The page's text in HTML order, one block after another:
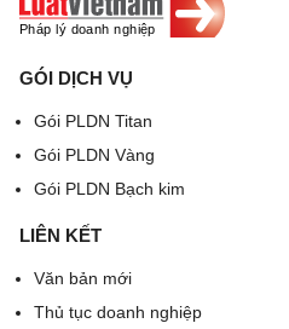
GÓI DỊCH VỤ
Gói PLDN Titan
Gói PLDN Vàng
Gói PLDN Bạch kim
LIÊN KẾT
Văn bản mới
Thủ tục doanh nghiệp